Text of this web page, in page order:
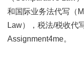
和国际业务法代写（
Law），税法/税收代
Assignment4me。